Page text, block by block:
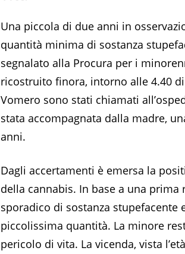
Una piccola di due anni in
quantità minima di sostanza
segnalato alla Procura per i
ricostruito finora, intorno alle 4.40
Vomero sono stati chiamati
stata accompagnata dalla madre,
anni.
Dagli accertamenti è emersa la
della cannabis. In base a una
sporadico di sostanza
piccolissima quantità. La minore
pericolo di vita. La vicenda, vista